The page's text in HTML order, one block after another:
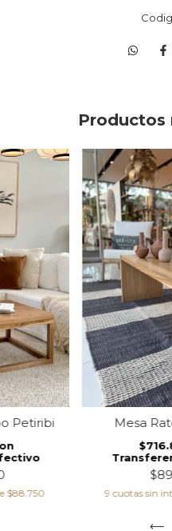
Productos
Petiribi
$88.750
Mesa
9 cuotas sin